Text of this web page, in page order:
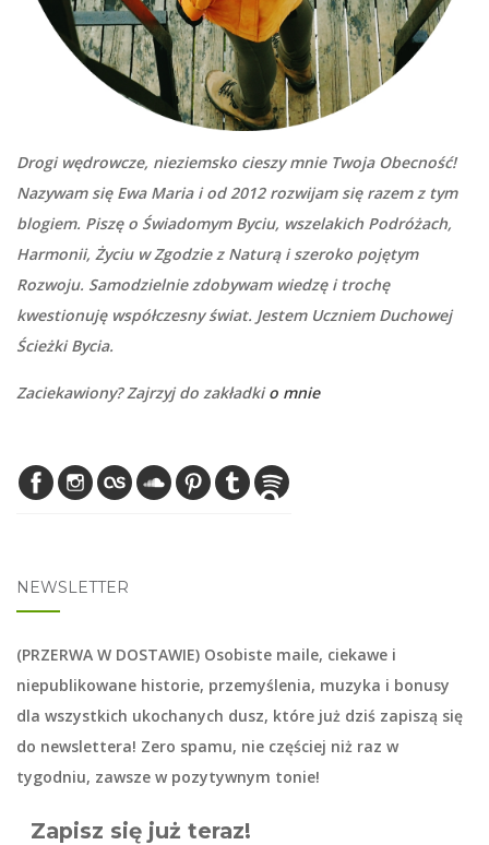
Drogi wędrowcze, nieziemsko cieszy mnie Twoja Obecność!
Nazywam się Ewa Maria i od 2012 rozwijam się razem z tym
blogiem. Piszę o Świadomym Byciu, wszelakich Podróżach,
Harmonii, Życiu w Zgodzie z Naturą i szeroko pojętym
Rozwoju. Samodzielnie zdobywam wiedzę i trochę
kwestionuję współczesny świat. Jestem Uczniem Duchowej
Ścieżki Bycia.
Zaciekawiony? Zajrzyj do zakładkio mnie
NEWSLETTER
(PRZERWA W DOSTAWIE) Osobiste maile, ciekawe i
niepublikowane historie, przemyślenia, muzyka i bonusy
dla wszystkich ukochanych dusz, które już dziś zapiszą się
do newslettera! Zero spamu, nie częściej niż raz w
tygodniu, zawsze w pozytywnym tonie!
Zapisz się już teraz!